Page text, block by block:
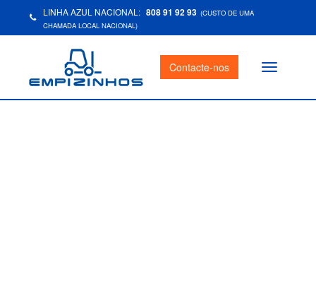
LINHA AZUL NACIONAL: 808 91 92 93 (CUSTO DE UMA
CHAMADA LOCAL NACIONAL)
Contacte-nos
Toggle